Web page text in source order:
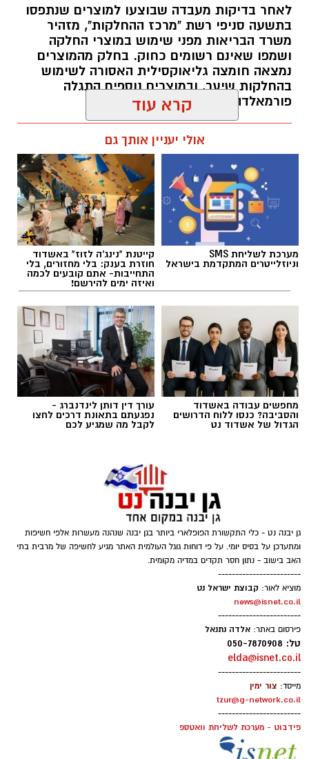
לאחר בדיקות מעבדה שבוצעו למוצרים שנתפסו
בתשעה סניפי רשת "מרכז ההחלקות", מזהיר
משרד הבריאות מפני שימוש במוצרי החלקה
ושמפו שאינם רשומים כחוק. בחלק מהמוצרים
נמצאה חומצה גליאוקסילית האסורה לשימוש
בהחלקות שיער, ובמוצרים נוספים התגלה
פורמאלדהיד - חומר המוגדר כמסרטן
משרד הבריאות חומרים מסוכנים, מרכז
ההחלקות
צילומים: משרד הבריאות
משרד הבריאות פרסם אזהרה לציבור מפני שימוש
במוצרי שיער נוספים שנתפסו במסגרת מבצע
פיקוח שנערך בתשעה סניפי רשת "מרכז
ההחלקות".
האזהרה מתפרסמת לאחר שבדיקות מעבדה
הושלמו לכלל המוצרים שנאספו במהלך המבצע,
ובהמשך להודעת משרד הבריאות שפורסמה בחודש
יולי.
בין המוצרים שנמצאו ואינם רשומים במאגרי משרד
הבריאות, ולכן חל איסור לשווקם:
קרא עוד
אולי יעניין אותך גם
מערכת לשליחת SMS
וניוזלייטרים המתקדמת בישראל
קייטנת "נינג'ה לזוז" באשדוד
חוזרת בענק: בלי מחזורים, בלי
התחייבות- אתם קובעים לכמה
ואיזה ימים להירשם!
מחפשים עבודה באשדוד
והסביבה? כנסו ללוח הדרושים
הגדול של אשדוד נט
עורך דין דותן לינדנברג -
נפגעתם בתאונת דרכים לחצו
לקבל מה שמגיע לכם
גן יבנה נט - כלי התקשורת הפופלארי ביותר בגן יבנה שנהנה מעשרות אלפי חשיפות
ומתעדכן על בסיס יומי. על פי דוחות גוגל העולמית האתר מגיע לחשיפה של מרבית בתי
האב בישוב - נתון חסר תקדים במדיה מקומית.
------------------------
מוציא לאור: קבוצת ישראל נט
news@isnet.co.il
------------------------
פירסום באתר: אלדה נתנאל
טל: 050-7870908
elda@isnet.co.il
------------------------
מייסד: צור ימין
tzur@g-network.co.il
------------------------
פידבוט - מערכת לשליחת וואטספ